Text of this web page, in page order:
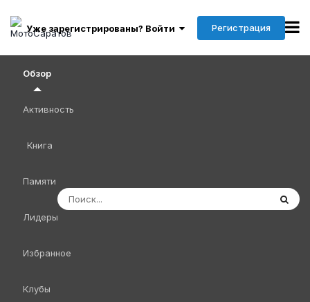
Уже зарегистрированы? Войти Регистрация
Обзор
Активность
Книга
Памяти
Лидеры
Избранное
Клубы